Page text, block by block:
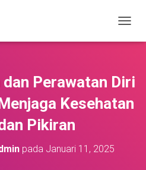
Perawatan Diri
Kesehatan
Pikiran
pada Januari 11, 2025